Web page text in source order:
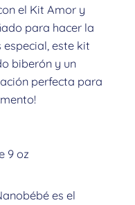
el Kit Amor y
para hacer la
este kit
biberón y un
perfecta para
9 oz
es el